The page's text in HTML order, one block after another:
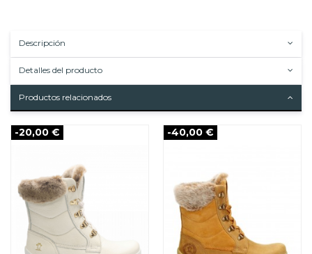
Descripción
Detalles del producto
Productos relacionados
-20,00 € -40,00 €